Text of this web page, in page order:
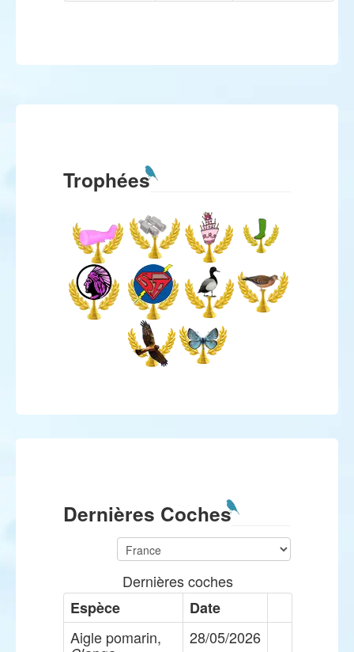
Trophées
Dernières Coches
Dernières coches
Espèce
Date
Aigle pomarin,
28/05/2026